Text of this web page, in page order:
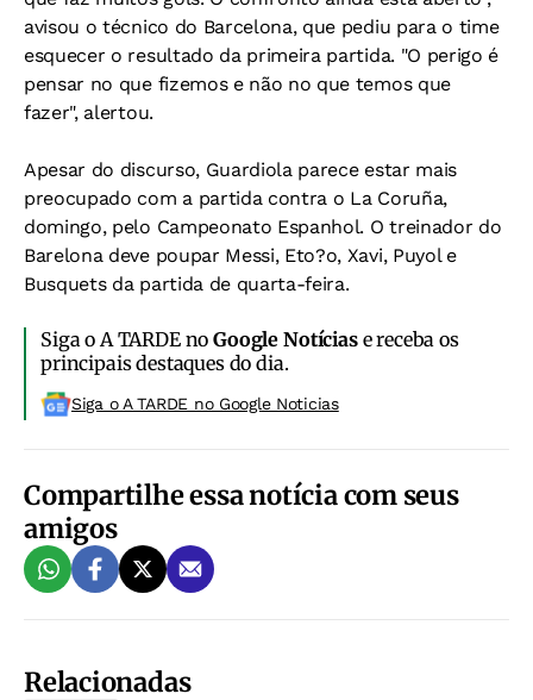
avisou o técnico do Barcelona, que pediu para o time
esquecer o resultado da primeira partida. "O perigo é
pensar no que fizemos e não no que temos que
fazer", alertou.
Apesar do discurso, Guardiola parece estar mais
preocupado com a partida contra o La Coruña,
domingo, pelo Campeonato Espanhol. O treinador do
Barelona deve poupar Messi, Eto?o, Xavi, Puyol e
Busquets da partida de quarta-feira.
Siga o A TARDE noGoogle Notíciase receba os
principais destaques do dia.
Siga o A TARDE no Google Noticias
Compartilhe essa notícia com seus
amigos
Relacionadas